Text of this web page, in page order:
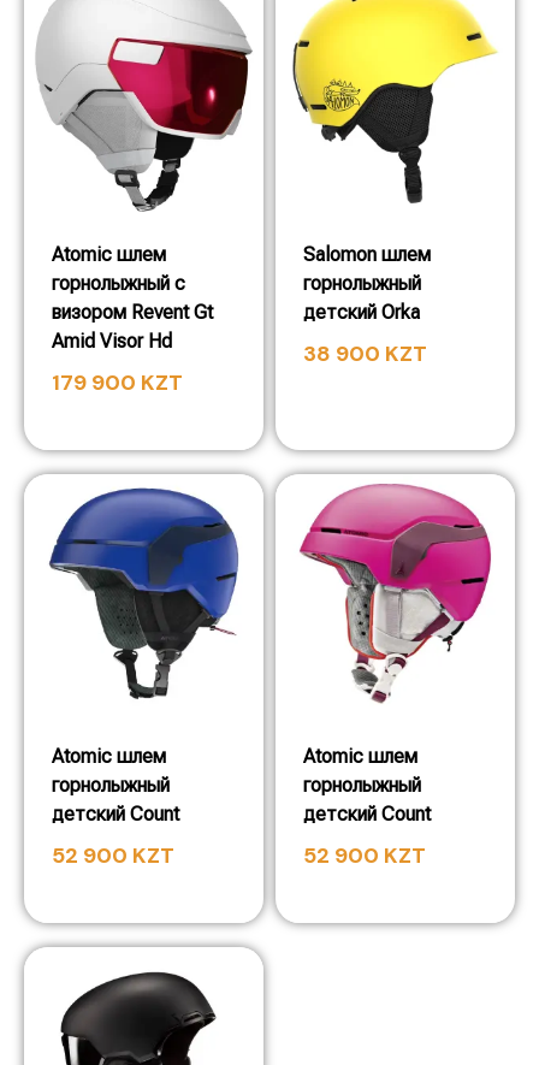
Atomic шлем
горнолыжный с
визором Revent Gt
Amid Visor Hd
179 900 KZT
Salomon шлем
горнолыжный
детский Orka
38 900 KZT
Atomic шлем
горнолыжный
детский Count
52 900 KZT
Atomic шлем
горнолыжный
детский Count
52 900 KZT